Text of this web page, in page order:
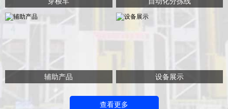
辅助产品 设备展示
查看更多